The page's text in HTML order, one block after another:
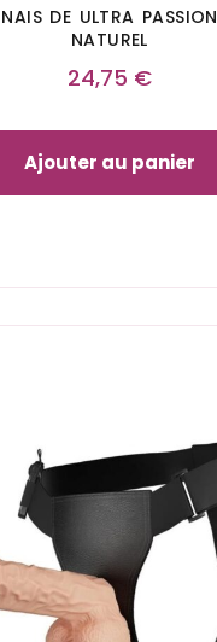
DE ULTRA
NATUREL
24,75 €
Ajouter au panier